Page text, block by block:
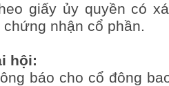
giấy ủy quyền có
nhận cổ phần.
hội:
báo cho cổ đông